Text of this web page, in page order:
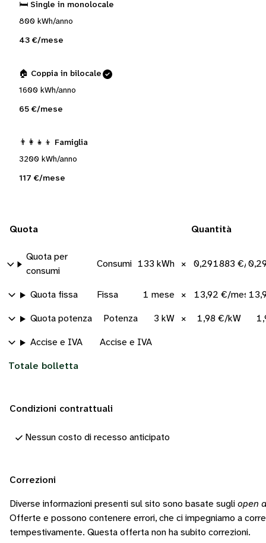
🛏️ Single in monolocale
800 kWh/anno
43 €/mese
🏠 Coppia in bilocale
1600 kWh/anno
65 €/mese
👨‍👩‍👧‍👦 Famiglia
3200 kWh/anno
117 €/mese
Quota Quantità
Quota per
consumi
Consumi 133 kWh × 0,291883 €/kWh
Quota fissa Fissa 1 mese × 13,92 €/mese
Quota potenza Potenza 3 kW × 1,98 €/kW
Accise e IVA Accise e IVA
Totale bolletta
Condizioni contrattuali
Nessun costo di recesso anticipato
Correzioni
Diverse informazioni presenti sul sito sono basate sugli open
Offerte e possono contenere errori, che ci impegniamo a
tempestivamente. Questa offerta non ha subito correzioni.